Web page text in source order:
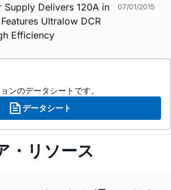
Supply Delivers 120A in
Ultralow DCR
Efficiency
07/01/2015
ンのデータシートです。
データシート
・リソース